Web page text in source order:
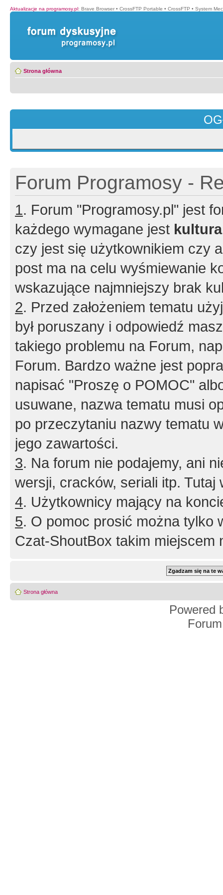
Aktualizacje na programosy.pl: Brave Browser • CrossFTP Portable • CrossFTP • System
Strona główna
Forum Programosy -
1. Forum "Programosy.pl" jest
każdego wymagane jest
czy jest się użytkownikiem czy
post ma na celu wyśmiewanie
wskazujące najmniejszy brak
2. Przed założeniem tematu
był poruszany i odpowiedź
takiego problemu na Forum,
Forum. Bardzo ważne jest
napisać "Proszę o POMOC"
usuwane, nazwa tematu musi
po przeczytaniu nazwy tematu
jego zawartości.
3. Na forum nie podajemy, ani
wersji, cracków, seriali itp. Tutaj
4. Użytkownicy mający na
5. O pomoc prosić można tylko
Czat-ShoutBox takim miejscem
Strona główna
Powered